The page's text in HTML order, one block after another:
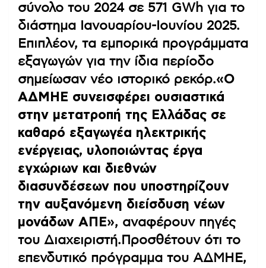
σύνολο του 2024 σε 571 GWh για το
διάστημα Ιανουαρίου-Ιουνίου 2025.
Επιπλέον, τα εμπορικά προγράμματα
εξαγωγών για την ίδια περίοδο
σημείωσαν νέο ιστορικό ρεκόρ.«Ο
ΑΔΜΗΕ συνεισφέρει ουσιαστικά
στην μετατροπή της Ελλάδας σε
καθαρό εξαγωγέα ηλεκτρικής
ενέργειας, υλοποιώντας έργα
εγχώριων και διεθνών
διασυνδέσεων που υποστηρίζουν
την αυξανόμενη διείσδυση νέων
μονάδων ΑΠΕ», αναφέρουν πηγές
του Διαχειριστή.Προσθέτουν ότι το
επενδυτικό πρόγραμμα του ΑΔΜΗΕ,